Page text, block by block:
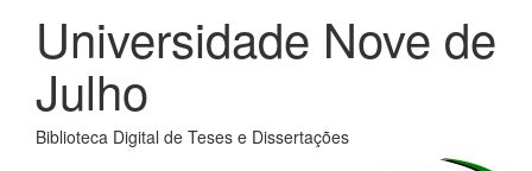
Universidade Nove de
Julho
Biblioteca Digital de Teses e Dissertações